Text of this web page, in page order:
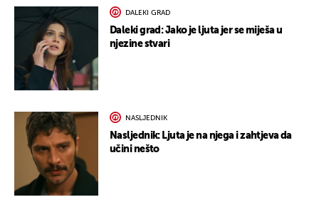
DALEKI GRAD
Daleki grad: Jako je ljuta jer se miješa u
njezine stvari
NASLJEDNIK
Nasljednik: Ljuta je na njega i zahtjeva da
učini nešto